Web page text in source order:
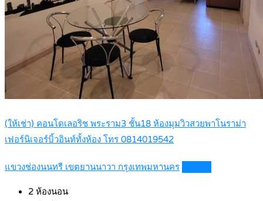
(ให้เช่า) คอนโดเลอริช พระราม3 ชั้น18 ห้องมุมวิวสวยพาโนราม่า
เฟอร์นิเจอร์บิ้วอินท์ทั้งห้อง โทร 0814019542
แขวงช่องนนทรี เขตยานนาวา กรุงเทพมหานคร
2 ห้องนอน